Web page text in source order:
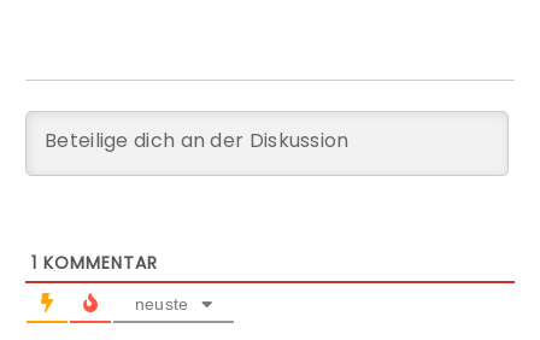
1 KOMMENTAR
neuste